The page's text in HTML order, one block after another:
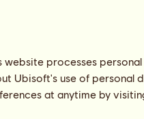
website processes
Ubisoft's use of personal
at anytime by